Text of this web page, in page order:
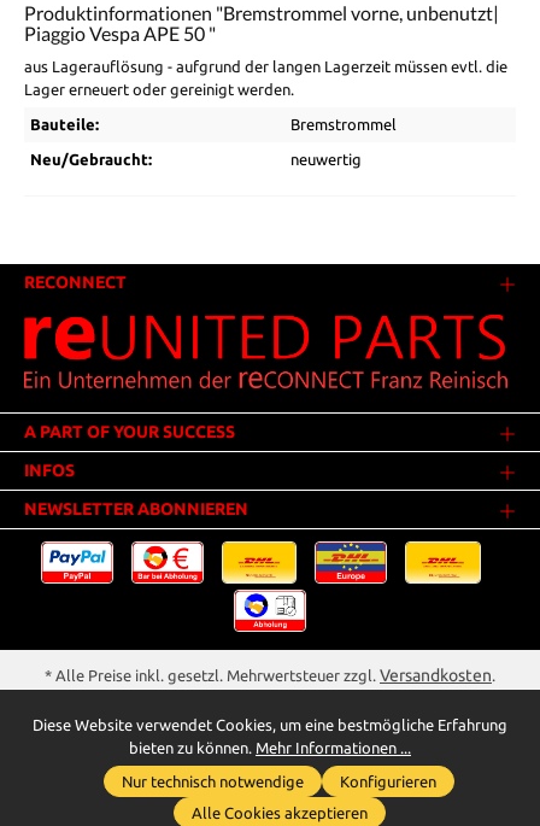
Produktinformationen "Bremstrommel vorne, unbenutzt|
Piaggio Vespa APE 50 "
aus Lagerauflösung - aufgrund der langen Lagerzeit müssen evtl. die
Lager erneuert oder gereinigt werden.
Bauteile: Bremstrommel
Neu/Gebraucht: neuwertig
RECONNECT
A PART OF YOUR SUCCESS
INFOS
NEWSLETTER ABONNIEREN
* Alle Preise inkl. gesetzl. Mehrwertsteuer zzgl. Versandkosten.
** Der Verkauf unterliegt der Differenzbesteuerung gem. § 25a UStG
(Gebrauchtgegenstände/Sonderregelung). Ein gesonderter Ausweis der
Umsatzsteuer bei gebrauchten oder wiederaufbereiteten Gegenständen
wird deshalb nicht vorgenommen.Whatsapp für Anfragen
Diese Website verwendet Cookies, um eine bestmögliche Erfahrung
bieten zu können. Mehr Informationen ...
Nur technisch notwendige
Konfigurieren
Alle Cookies akzeptieren